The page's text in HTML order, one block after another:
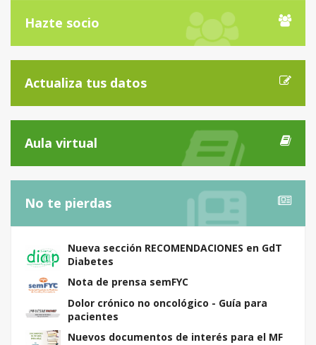
Hazte socio
Actualiza tus datos
Aula virtual
No te pierdas
Nueva sección RECOMENDACIONES en GdT
Diabetes
Nota de prensa semFYC
Dolor crónico no oncológico - Guía para
pacientes
Nuevos documentos de interés para el MF